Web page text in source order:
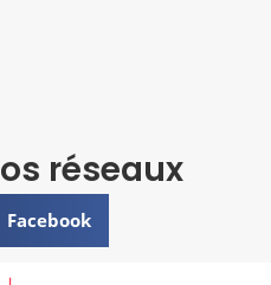
réseaux
Facebook